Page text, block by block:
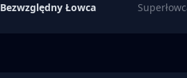
Bezwzględny Łowca